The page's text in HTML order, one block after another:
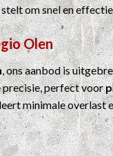
om snel en
Olen
, ons aanbod is
precisie, perfect voor
minimale overlast